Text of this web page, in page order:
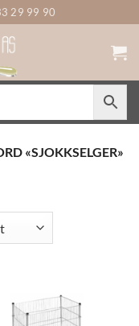
29 99 90
«SJOKKSELGER»